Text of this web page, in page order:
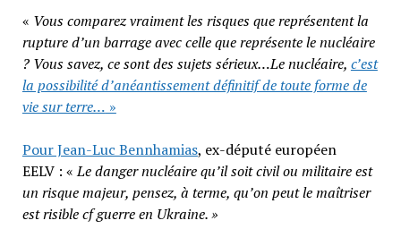
« Vous comparez vraiment les risques que représentent la
rupture d’un barrage avec celle que représente le nucléaire
? Vous savez, ce sont des sujets sérieux…Le nucléaire, c’est
la possibilité d’anéantissement définitif de toute forme de
vie sur terre… »
Pour Jean-Luc Bennhamias, ex-député européen
EELV : «Le danger nucléaire qu’il soit civil ou militaire est
un risque majeur, pensez, à terme, qu’on peut le maîtriser
est risible cf guerre en Ukraine. »